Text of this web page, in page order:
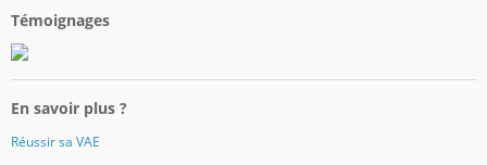
Témoignages
En savoir plus ?
Réussir sa VAE